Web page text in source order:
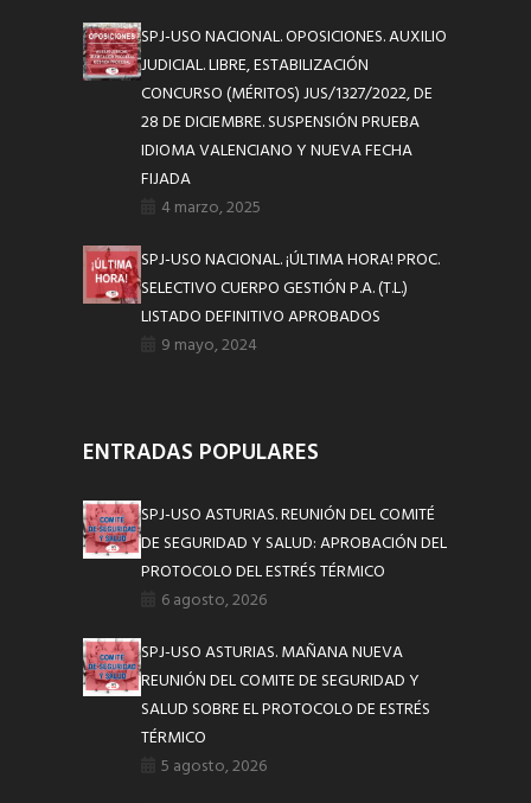
SPJ-USO NACIONAL. OPOSICIONES. AUXILIO
JUDICIAL. LIBRE, ESTABILIZACIÓN
CONCURSO (MÉRITOS) JUS/1327/2022, DE
28 DE DICIEMBRE. SUSPENSIÓN PRUEBA
IDIOMA VALENCIANO Y NUEVA FECHA
FIJADA
4 marzo, 2025
SPJ-USO NACIONAL. ¡ÚLTIMA HORA! PROC.
SELECTIVO CUERPO GESTIÓN P.A. (T.L.)
LISTADO DEFINITIVO APROBADOS
9 mayo, 2024
ENTRADAS POPULARES
SPJ-USO ASTURIAS. REUNIÓN DEL COMITÉ
DE SEGURIDAD Y SALUD: APROBACIÓN DEL
PROTOCOLO DEL ESTRÉS TÉRMICO
6 agosto, 2026
SPJ-USO ASTURIAS. MAÑANA NUEVA
REUNIÓN DEL COMITE DE SEGURIDAD Y
SALUD SOBRE EL PROTOCOLO DE ESTRÉS
TÉRMICO
5 agosto, 2026